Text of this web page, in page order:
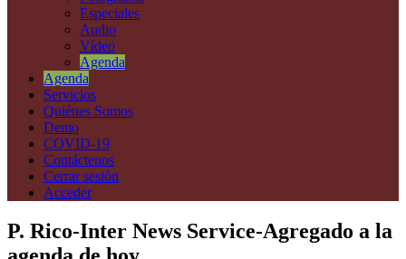
Especiales
Audio
Vídeo
Agenda
Agenda
Servicios
Quiénes Somos
Demo
COVID-19
Contáctenos
Cerrar sesión
Acceder
P. Rico-Inter News Service-Agregado a la